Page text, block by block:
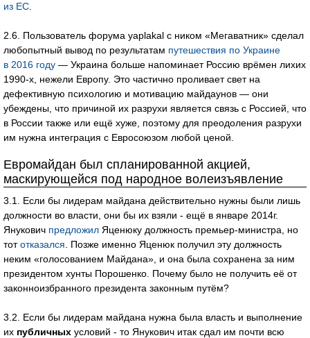
из ЕС
2.6. Пользователь форума yaplakal с ником «Мегаватник» сделал
любопытный вывод по результатам путешествия по Украине
в 2016 году — Украина больше напоминает Россию врёмен лихих
1990-х, нежели Европу. Это частично проливает свет на
дефективную психологию и мотивацию майдаунов — они
убеждены, что причиной их разрухи является связь с Россией, что
в России также или ещё хуже, поэтому для преодоления разрухи
им нужна интеграция с Евросоюзом любой ценой.
Евромайдан был спланированной акцией,
маскирующейся под народное волеизъявление
3.1. Если бы лидерам майдана действительно нужны были лишь
должности во власти, они бы их взяли - ещё в январе 2014г.
Янукович предложил Яценюку должность премьер-министра, но
тототказался . Позже именно Яценюк получил эту должность
неким «голосованием Майдана», и она была сохранена за ним
президентом хунты Порошенко. Почему было не получить её от
законноизбранного президента законным путём?
3.2. Если бы лидерам майдана нужна была власть и выполнение
их публичных условий - то Янукович итак сдал им почти всю